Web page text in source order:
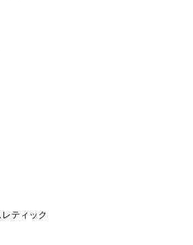
ティック